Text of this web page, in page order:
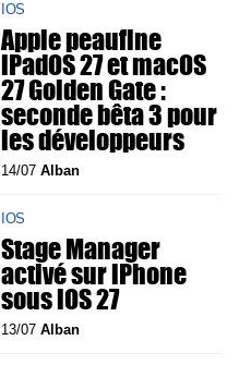
IOS
Apple peaufine
iPadOS 27 et macOS
27 Golden Gate :
seconde bêta 3 pour
les développeurs
14/07Alban
IOS
Stage Manager
activé sur iPhone
sous iOS 27
13/07Alban